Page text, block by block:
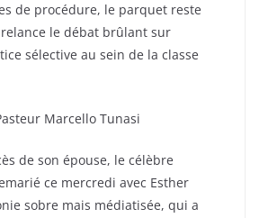
de procédure, le parquet reste
relance le débat brûlant sur
sélective au sein de la classe
Marcello Tunasi
de son épouse, le célèbre
ce mercredi avec Esther
sobre mais médiatisée, qui a